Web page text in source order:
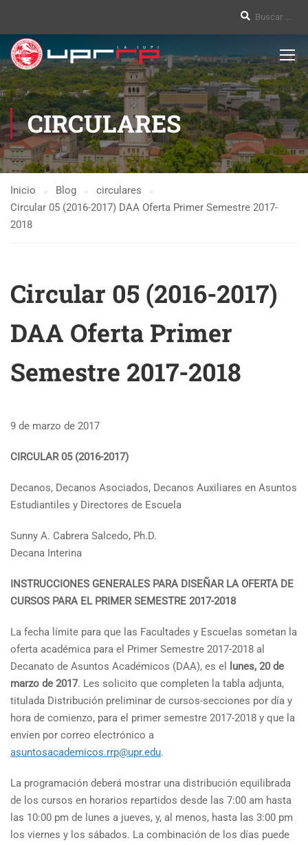
CIRCULARES
Inicio Blog
circulares
Circular 05 (2016-2017) DAA Oferta Primer Semestre 2017-
2018
Circular 05 (2016-2017)
DAA Oferta Primer
Semestre 2017-2018
9 de marzo de 2017
CIRCULAR 05 (2016-2017)
Decanos, Decanos Asociados, Decanos Auxiliares en Asuntos
Estudiantiles y Directores de Escuela
Sunny A. Cabrera Salcedo, Ph.D.
Decana Interina
INSTRUCCIONES GENERALES PARA DISEÑAR LA OFERTA DE
CURSOS PARA EL PRIMER SEMESTRE 2017-2018
La fecha límite para que las Facultades y Escuelas sometan la
oferta académica para el Primer Semestre 2017-2018 al
Decanato de Asuntos Académicos (DAA), es el
lunes, 20 de
marzo de 2017. Les solicito que completen la tabla adjunta,
titulada Distribución preliminar de cursos-secciones por día y
hora de comienzo, para el primer semestre 2017-2018 y que la
envíen por correo electrónico a
asuntosacademicos.rrp@upr.edu.
La programación deberá mostrar una distribución equilibrada
de los cursos en horarios repartidos desde las 7:00 am hasta
las 10:00 pm de lunes a jueves, y, al menos, hasta las 3:00 pm
los viernes y los sábados. La combinación de los días puede